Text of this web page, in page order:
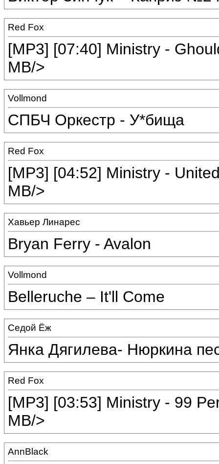
Red Fox
[MP3] [07:40] Ministry -
MB/>
Vollmond
СПБЧ Оркестр - У*бища
Red Fox
[MP3] [04:52] Ministry -
MB/>
Хавьер Линарес
Bryan Ferry - Avalon
Vollmond
Belleruche – It'll Come
Седой Ёж
Янка Дягилева- Нюркина
Red Fox
[MP3] [03:53] Ministry - 99
MB/>
AnnBlack